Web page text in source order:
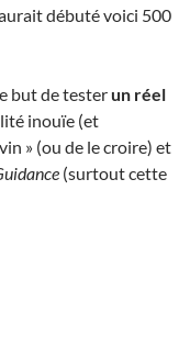
débuté voici 500
but de testerun réel
inouïe (et
» (ou de le croire) et
(surtout cette